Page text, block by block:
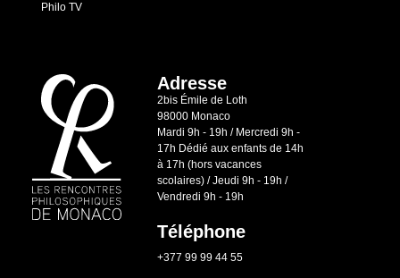
Philo TV
Adresse
2bis Émile de Loth
98000 Monaco
Mardi 9h - 19h / Mercredi 9h -
17h Dédié aux enfants de 14h
à 17h (hors vacances
scolaires) / Jeudi 9h - 19h /
Vendredi 9h - 19h
Téléphone
+377 99 99 44 55